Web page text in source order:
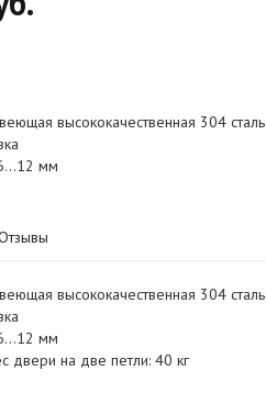
высококачественная 304 сталь
мм
высококачественная 304 сталь
мм
двери на две петли: 40 кг